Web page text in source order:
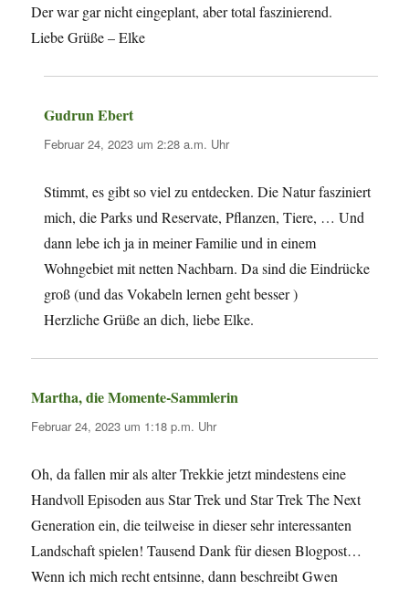
Der war gar nicht eingeplant, aber total faszinierend.
Liebe Grüße – Elke
Gudrun Ebertsagt:
Februar 24, 2023 um 2:28 a.m. Uhr
Stimmt, es gibt so viel zu entdecken. Die Natur fasziniert
mich, die Parks und Reservate, Pflanzen, Tiere, … Und
dann lebe ich ja in meiner Familie und in einem
Wohngebiet mit netten Nachbarn. Da sind die Eindrücke
groß (und das Vokabeln lernen geht besser )
Herzliche Grüße an dich, liebe Elke.
Martha, die Momente-Sammlerin
Februar 24, 2023 um 1:18 p.m. Uhr
Oh, da fallen mir als alter Trekkie jetzt mindestens eine
Handvoll Episoden aus Star Trek und Star Trek The Next
Generation ein, die teilweise in dieser sehr interessanten
Landschaft spielen! Tausend Dank für diesen Blogpost…
Wenn ich mich recht entsinne, dann beschreibt Gwen